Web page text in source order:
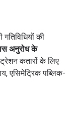
की
अनुरोध के
कतारों के लिए
एसिमेट्रिक पब्लिक-